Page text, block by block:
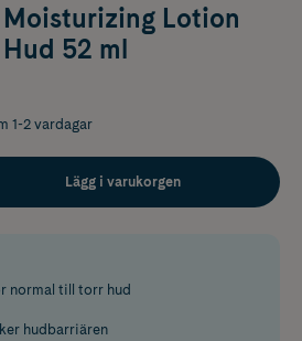
Moisturizing Lotion
52 ml
1-2 vardagar
Lägg i varukorgen
normal till torr hud
hudbarriären